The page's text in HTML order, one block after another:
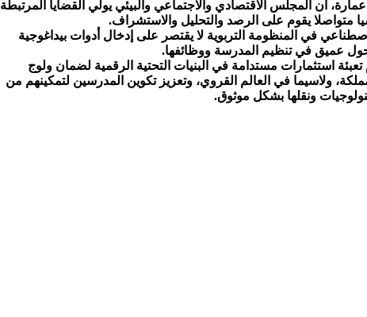
أن المجلس الاقتصادي والاجتماعي والبيئي يولي القضايا المرتبطة
متواصلا يقوم على الرصد والتحليل والاستشراف.
في المنظومة التربوية لا يقتصر على إدخال أدوات بيداغوجية
عميق في تنظيم المدرسة ووظائفها.
استثمارات مستدامة في البنيات التحتية الرقمية لضمان ولوج
ولاسيما في العالم القروي، وتعزيز تكوين المدرسين لتمكينهم من
ونقلها بشكل موثوق.